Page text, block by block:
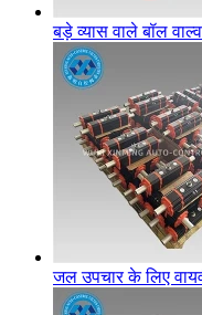
बड़े व्यास वाले बॉल
जल उपचार के लिए